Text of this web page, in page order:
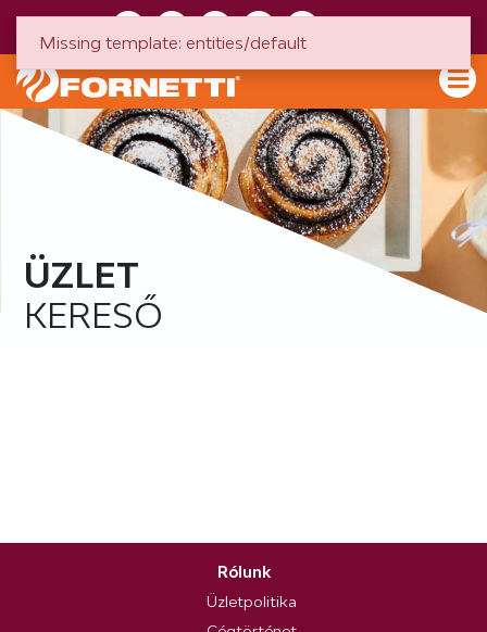
ÜZLET
KERESŐ
Rólunk
Üzletpolitika
Missing template: entities/default